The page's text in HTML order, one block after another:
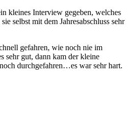
kleines Interview gegeben, welches
selbst mit dem Jahresabschluss sehr
gefahren, wie noch nie im
sehr gut, dann kam der kleine
durchgefahren…es war sehr hart.